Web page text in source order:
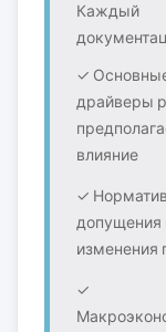
Каждый
✓
драйверы
влияние
✓
допущения
изменения
✓